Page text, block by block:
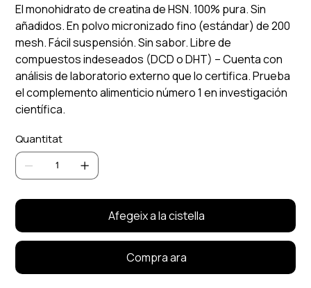
El monohidrato de creatina de HSN. 100% pura. Sin
añadidos. En polvo micronizado fino (estándar) de 200
mesh. Fácil suspensión. Sin sabor. Libre de
compuestos indeseados (DCD o DHT) – Cuenta con
análisis de laboratorio externo que lo certifica. Prueba
el complemento alimenticio número 1 en investigación
científica.
Quantitat
Afegeix a la cistella
Compra ara